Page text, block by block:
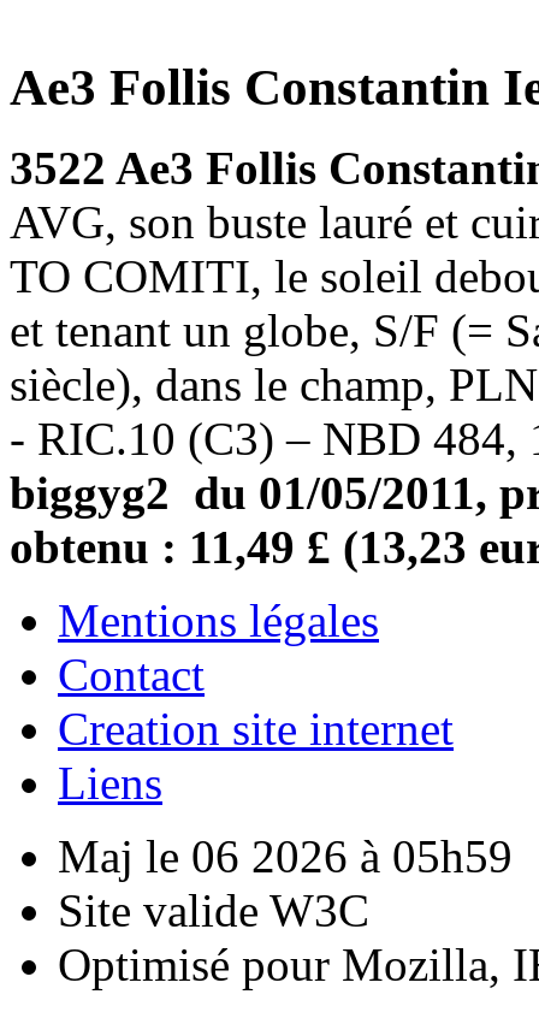
Ae3 Follis Constantin
3522 Ae3 Follis
AVG, son buste lauré et
TO COMITI, le soleil
et tenant un globe, S/F (=
siècle), dans le champ,
- RIC.10 (C3) – NBD 484,
biggyg2 du 01/05/2011,
obtenu : 11,49 £ (13,23
Mentions légales
Contact
Creation site internet
Liens
Maj le 06 2026 à 05h59
Site valide W3C
Optimisé pour Mozilla,